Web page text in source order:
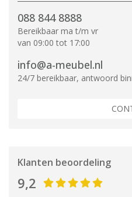
088 844 8888
Bereikbaar ma t/m vr
van 09:00 tot 17:00
info@a-meubel.nl
24/7 bereikbaar, antwoord
Klanten beoordeling
9,2